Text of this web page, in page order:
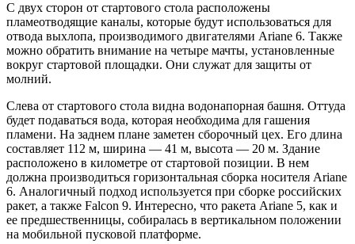
С двух сторон от стартового стола расположены
пламеотводящие каналы, которые будут использоваться для
отвода выхлопа, производимого двигателями Ariane 6. Также
можно обратить внимание на четыре мачты, установленные
вокруг стартовой площадки. Они служат для защиты от
молний.
Слева от стартового стола видна водонапорная башня. Оттуда
будет подаваться вода, которая необходима для гашения
пламени. На заднем плане заметен сборочный цех. Его длина
составляет 112 м, ширина — 41 м, высота — 20 м. Здание
расположено в километре от стартовой позиции. В нем
должна производиться горизонтальная сборка носителя Ariane
6. Аналогичный подход используется при сборке российских
ракет, а также Falcon 9. Интересно, что ракета Ariane 5, как и
ее предшественницы, собиралась в вертикальном положении
на мобильной пусковой платформе.